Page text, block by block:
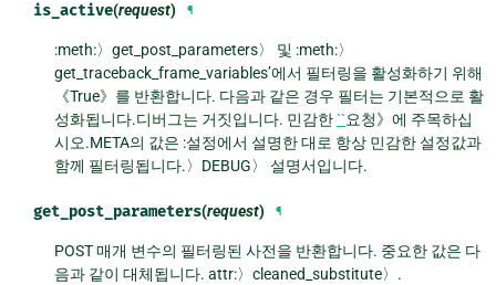
is_active(request) ¶
:meth:〉get_post_parameters〉 및 :meth:〉
get_traceback_frame_variables’에서 필터링을 활성화하기 위해
《True》를 반환합니다. 다음과 같은 경우 필터는 기본적으로 활
성화됩니다.디버그는 거짓입니다. 민감한``요청》에 주목하십
시오.META의 값은 :설정에서 설명한 대로 항상 민감한 설정값과
함께 필터링됩니다.〉DEBUG〉 설명서입니다.
get_post_parameters(request) ¶
POST 매개 변수의 필터링된 사전을 반환합니다. 중요한 값은 다
음과 같이 대체됩니다. attr:〉cleaned_substitute〉.